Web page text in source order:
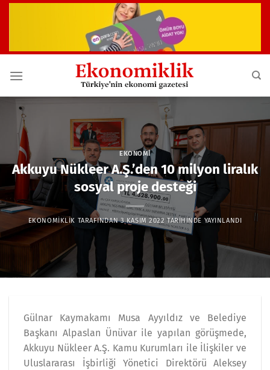
EKONOMI
Akkuyu Nükleer A.Ş.’den 10 milyon liralık
sosyal proje desteği
EKONOMIKLIK TARAFINDAN 3 KASIM 2022 TARIHINDE YAYINLANDI
Gülnar Kaymakamı Musa Ayyıldız ve Belediye
Başkanı Alpaslan Ünüvar ile yapılan görüşmede,
Akkuyu Nükleer A.Ş. Kamu Kurumları ile İlişkiler ve
Uluslararası İşbirliği Yönetici Direktörü Aleksey